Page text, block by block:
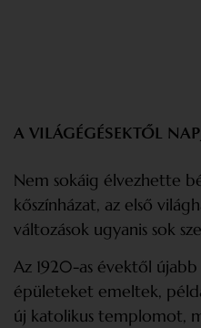
A VILÁGÉGÉSEKTŐL
Nem sokáig élvezhette
kőszínházat, az első
változások ugyanis sok
Az 1920-as évektől
épületeket emeltek,
új katolikus templomot,